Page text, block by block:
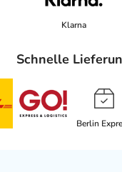
Klarna
Schnelle
Berlin